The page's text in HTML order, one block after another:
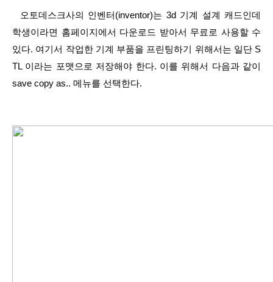
학생이라면 홈페이지에서 다운로드 받아서 무료로 사용할 수
있다. 여기서 작업한 기계 부품을 프린팅하기 위해서는 일단 S
TL 이라는 포맷으로 저장해야 한다. 이를 위해서 다음과 같이
save copy as.. 메뉴를 선택한다.